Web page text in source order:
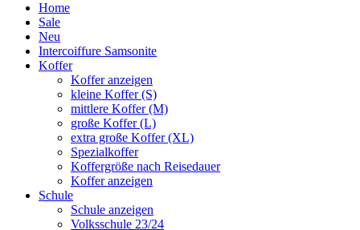
Home
Sale
Neu
Intercoiffure Samsonite
Koffer
Koffer anzeigen
kleine Koffer (S)
mittlere Koffer (M)
große Koffer (L)
extra große Koffer (XL)
Spezialkoffer
Koffergröße nach Reisedauer
Koffer anzeigen
Schule
Schule anzeigen
Volksschule 23/24